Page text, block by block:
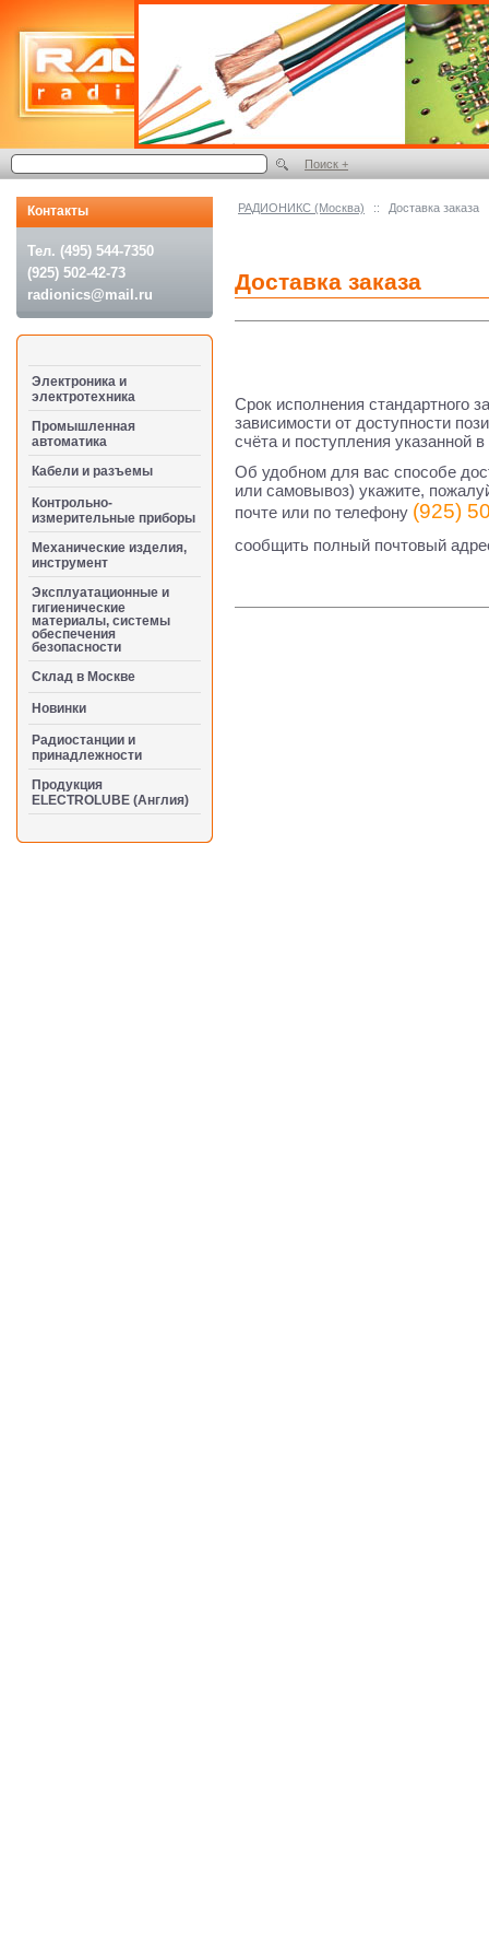
РАДИОНИКС (Москва) :: Доставка заказа
Доставка заказа
Срок исполнения стандартного
зависимости от доступности
счёта и поступления указанной
Об удобном для вас способе
или самовывоз) укажите,
почте или по телефону (925)
cообщить полный почтовый
Контакты
Тел. (495) 544-7350
(925) 502-42-73
radionics@mail.ru
Электроника и
электротехника
Промышленная
автоматика
Кабели и разъемы
Контрольно-
измерительные приборы
Механические изделия,
инструмент
Эксплуатационные и
гигиенические
материалы, системы
обеспечения
безопасности
Cклад в Москве
Новинки
Радиостанции и
принадлежности
Продукция
ELECTROLUBE (Англия)
Поиск +